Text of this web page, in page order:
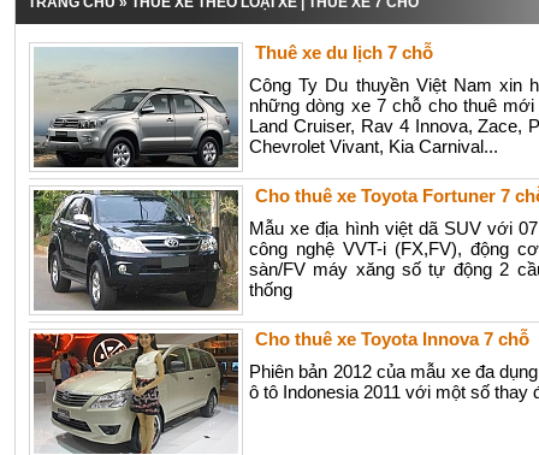
Thuê xe du lịch 7 chỗ
Công Ty Du thuyền Việt Nam xin
những dòng xe 7 chỗ cho thuê
Land Cruiser, Rav 4 Innova, Zace,
Chevrolet Vivant, Kia Carnival...
Cho thuê xe Toyota Fortuner 7
Mẫu xe địa hình việt dã SUV với
công nghệ VVT-i (FX,FV), động
sàn/FV máy xăng số tự động 2
thống
Cho thuê xe Toyota Innova 7 chỗ
Phiên bản 2012 của mẫu xe đa
ô tô Indonesia 2011 với một số thay